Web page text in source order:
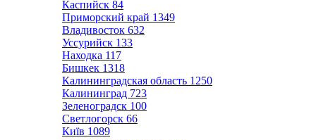
Каспийск 84
Приморский край 1349
Владивосток 632
Уссурийск 133
Находка 117
Бишкек 1318
Калининградская область 1250
Калининград 723
Зеленоградск 100
Светлогорск 66
Київ 1089